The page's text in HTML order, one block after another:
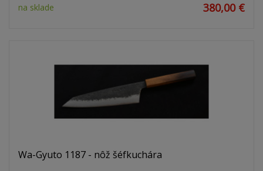
na sklade 380,00 €
Wa-Gyuto 1187 - nôž šéfkuchára